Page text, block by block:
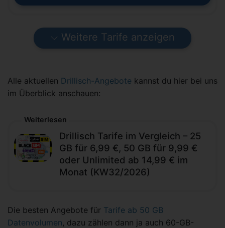
Weitere Tarife anzeigen
Alle aktuellen Drillisch-Angebote kannst du hier bei uns
im Überblick anschauen:
Weiterlesen
Drillisch Tarife im Vergleich – 25
GB für 6,99 €, 50 GB für 9,99 €
oder Unlimited ab 14,99 € im
Monat (KW32/2026)
Die besten Angebote für Tarife ab 50 GB
Datenvolumen, dazu zählen dann ja auch 60-GB-